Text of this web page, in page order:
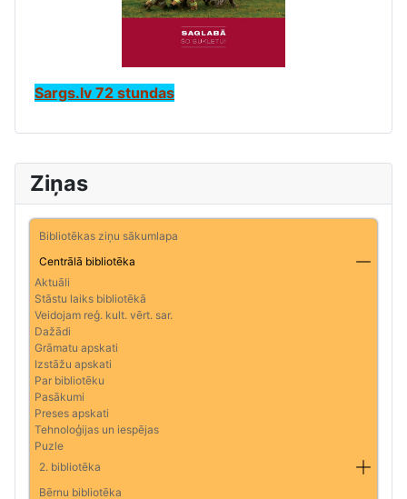
Ziņas
Bibliotēkas ziņu sākumlapa
Centrālā bibliotēka
Aktuāli
Stāstu laiks bibliotēkā
Veidojam reģ. kult. vērt. sar.
Dažādi
Grāmatu apskati
Izstāžu apskati
Par bibliotēku
Pasākumi
Preses apskati
Tehnoloģijas un iespējas
Puzle
2. bibliotēka
Bērnu bibliotēka
Sargs.lv 72 stundas